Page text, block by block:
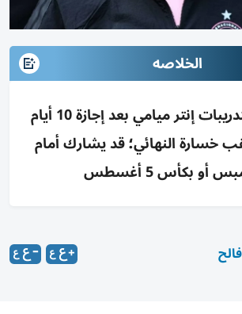
الخلاصه
ميسي يعود لتدريبات إنتر ميامي بعد إجازة 10 أيام
خسارة النهائي؛ قد يشارك أمام
أو بكأس 5 أغسطس